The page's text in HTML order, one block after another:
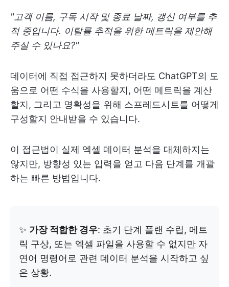
"고객 이름, 구독 시작 및 종료 날짜, 갱신 여부를 추
적 중입니다. 이탈률 추적을 위한 메트릭을 제안해
주실 수 있나요?"
데이터에 직접 접근하지 못하더라도 ChatGPT의 도
움으로 어떤 수식을 사용할지, 어떤 메트릭을 계산
할지, 그리고 명확성을 위해 스프레드시트를 어떻게
구성할지 안내받을 수 있습니다.
이 접근법이 실제 엑셀 데이터 분석을 대체하지는
않지만, 방향성 있는 입력을 얻고 다음 단계를 개괄
하는 빠른 방법입니다.
✨ 가장 적합한 경우: 초기 단계 플랜 수립, 메트
릭 구상, 또는 엑셀 파일을 사용할 수 없지만 자
연어 명령어로 관련 데이터 분석을 시작하고 싶
은 상황.